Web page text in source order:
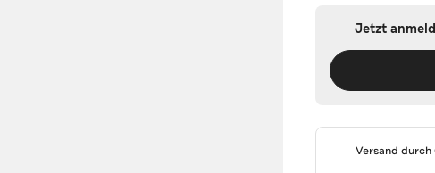
Jetzt
Versand durch